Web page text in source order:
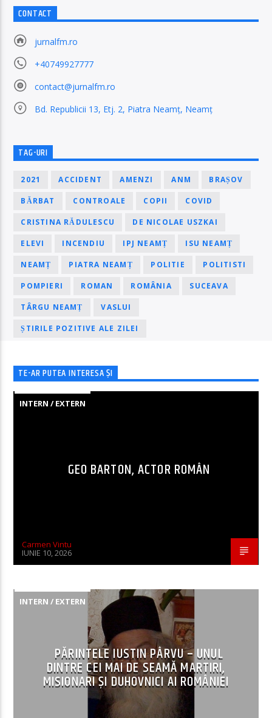
CONTACT
jurnalfm.ro
+40749927777
contact@jurnalfm.ro
Bd. Republicii 13, Etj. 2, Piatra Neamț, Neamț
TAG-URI
2021 ACCIDENT AMENZI ANM BRAȘOV
BĂRBAT CONTROALE COPII COVID
CRISTINA RĂDULESCU DE NICOLAE USZKAI
ELEVI INCENDIU IPJ NEAMȚ ISU NEAMȚ
NEAMȚ PIATRA NEAMȚ POLITIE POLITISTI
POMPIERI ROMAN ROMÂNIA SUCEAVA
TÂRGU NEAMȚ VASLUI
ȘTIRILE POZITIVE ALE ZILEI
TE-AR PUTEA INTERESA ȘI
INTERN / EXTERN
GEO BARTON, ACTOR ROMÂN
Carmen Vintu
IUNIE 10, 2026
INTERN / EXTERN
PĂRINTELE IUSTIN PÂRVU – UNUL
DINTRE CEI MAI DE SEAMĂ MARTIRI,
MISIONARI ŞI DUHOVNICI AI ROMÂNIEI